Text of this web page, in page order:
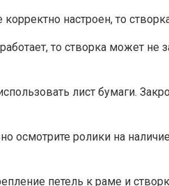
настроен, то
то створка может
лист бумаги.
осмотрите ролики на
петель к раме и